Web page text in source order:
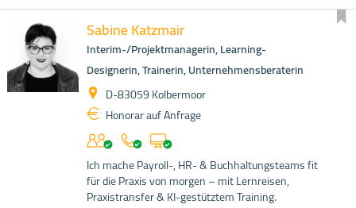
Sabine Katzmair
Interim-/Projektmanagerin, Learning-
Designerin, Trainerin, Unternehmensberaterin
D-83059 Kolbermoor
Honorar auf Anfrage
Ich mache Payroll-, HR- & Buchhaltungsteams fit
für die Praxis von morgen – mit Lernreisen,
Praxistransfer & KI-gestütztem Training.